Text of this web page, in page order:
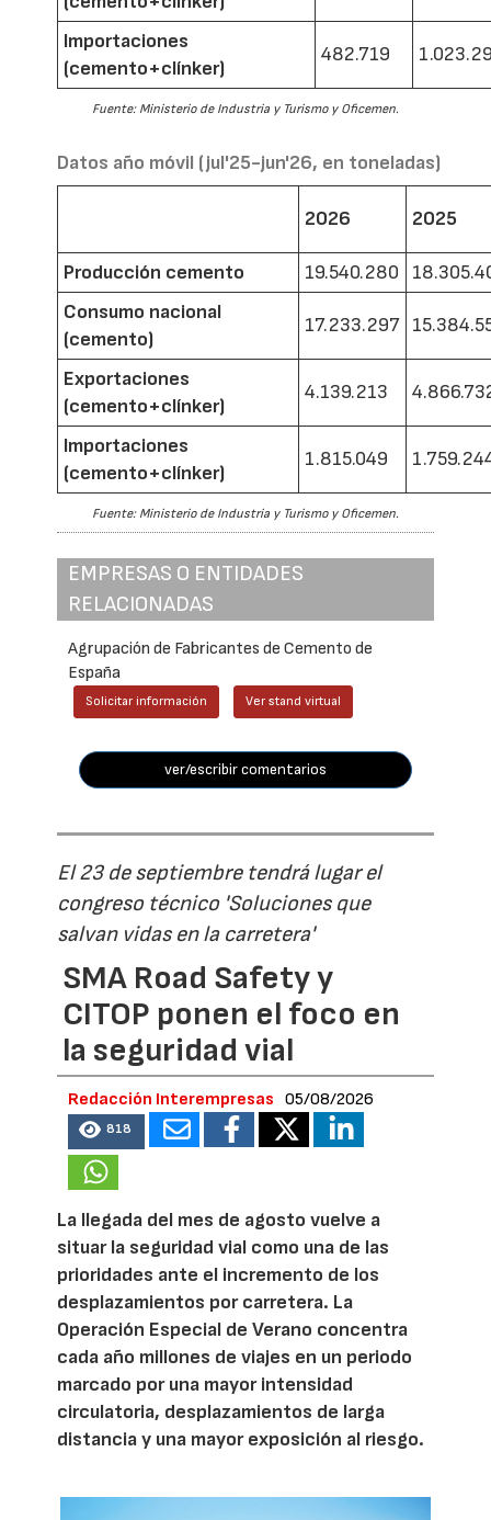
Importaciones
(cemento+clínker)
482.719
Fuente: Ministerio de Industria y Turismo y Oficemen.
Datos año móvil (jul'25-jun'26, en toneladas)
2026 2025
Producción cemento 19.540.280
Consumo nacional
(cemento)
17.233.297
Exportaciones
(cemento+clínker)
4.139.213
Importaciones
(cemento+clínker)
1.815.049
Fuente: Ministerio de Industria y Turismo y Oficemen.
EMPRESAS O ENTIDADES
RELACIONADAS
Agrupación de Fabricantes de Cemento de
España
Solicitar información Ver stand virtual
ver/escribir comentarios
El 23 de septiembre tendrá lugar el
congreso técnico 'Soluciones que
salvan vidas en la carretera'
SMA Road Safety y
CITOP ponen el foco en
la seguridad vial
Redacción Interempresas 05/08/2026
818
La llegada del mes de agosto vuelve a
situar la seguridad vial como una de las
prioridades ante el incremento de los
desplazamientos por carretera. La
Operación Especial de Verano concentra
cada año millones de viajes en un periodo
marcado por una mayor intensidad
circulatoria, desplazamientos de larga
distancia y una mayor exposición al riesgo.